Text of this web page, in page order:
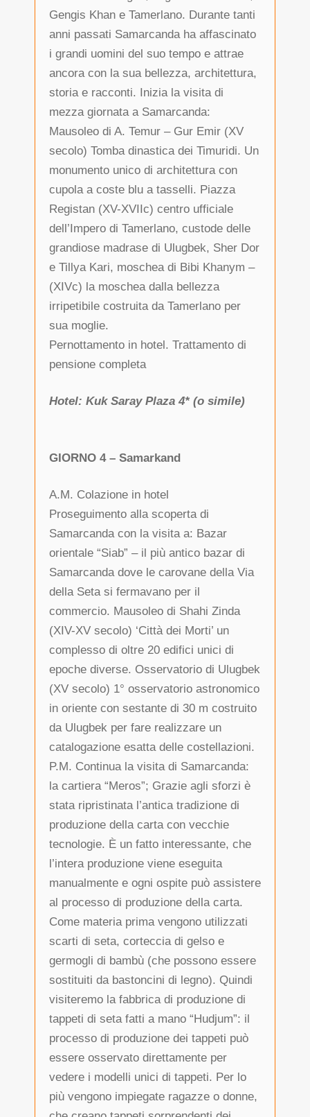
Gengis Khan e Tamerlano. Durante tanti
anni passati Samarcanda ha affascinato
i grandi uomini del suo tempo e attrae
ancora con la sua bellezza, architettura,
storia e racconti. Inizia la visita di
mezza giornata a Samarcanda:
Mausoleo di A. Temur – Gur Emir (XV
secolo) Tomba dinastica dei Timuridi. Un
monumento unico di architettura con
cupola a coste blu a tasselli. Piazza
Registan (XV-XVIIc) centro ufficiale
dell’Impero di Tamerlano, custode delle
grandiose madrase di Ulugbek, Sher Dor
e Tillya Kari, moschea di Bibi Khanym –
(XIVc) la moschea dalla bellezza
irripetibile costruita da Tamerlano per
sua moglie.
Pernottamento in hotel. Trattamento di
pensione completa
Hotel: Kuk Saray Plaza 4* (o simile)
GIORNO 4 – Samarkand
A.M. Colazione in hotel
Proseguimento alla scoperta di
Samarcanda con la visita a: Bazar
orientale “Siab” – il più antico bazar di
Samarcanda dove le carovane della Via
della Seta si fermavano per il
commercio. Mausoleo di Shahi Zinda
(XIV-XV secolo) ‘Città dei Morti’ un
complesso di oltre 20 edifici unici di
epoche diverse. Osservatorio di Ulugbek
(XV secolo) 1° osservatorio astronomico
in oriente con sestante di 30 m costruito
da Ulugbek per fare realizzare un
catalogazione esatta delle costellazioni.
P.M. Continua la visita di Samarcanda:
la cartiera “Meros”; Grazie agli sforzi è
stata ripristinata l’antica tradizione di
produzione della carta con vecchie
tecnologie. È un fatto interessante, che
l’intera produzione viene eseguita
manualmente e ogni ospite può assistere
al processo di produzione della carta.
Come materia prima vengono utilizzati
scarti di seta, corteccia di gelso e
germogli di bambù (che possono essere
sostituiti da bastoncini di legno). Quindi
visiteremo la fabbrica di produzione di
tappeti di seta fatti a mano “Hudjum”: il
processo di produzione dei tappeti può
essere osservato direttamente per
vedere i modelli unici di tappeti. Per lo
più vengono impiegate ragazze o donne,